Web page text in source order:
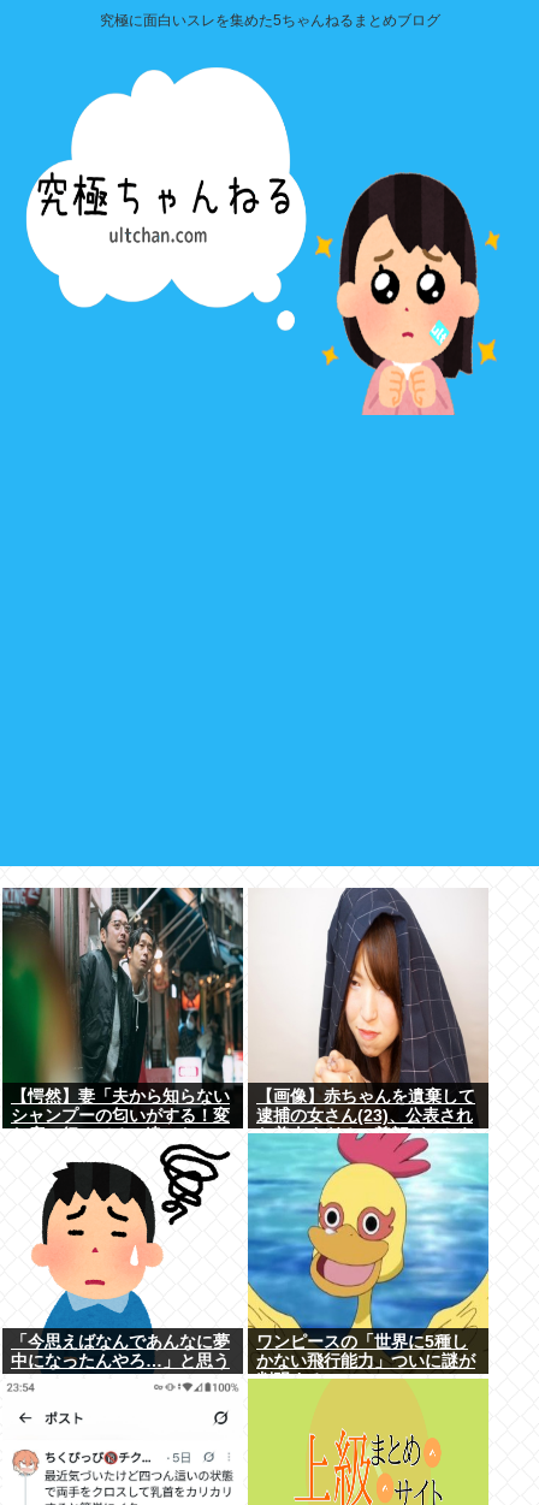
究極に面白いスレを集めた5ちゃんねるまとめブログ
【愕然】妻「夫から知らない
シャンプーの匂いがする！変
い！！！」探偵「調べたとこ
ろ･･･」⇒結果ｗｗ
【画像】赤ちゃんを遺棄して
逮捕の女さん(23)、公表され
た美人すぎるご尊顔がこちら
「今思えばなんであんなに夢
中になったんやろ…」と思う
コンテンツ
ワンピースの「世界に5種し
かない飛行能力」ついに謎が
判明するwww